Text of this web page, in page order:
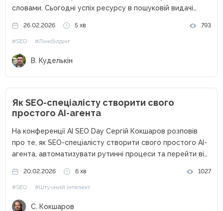
словами. Сьогодні успіх ресурсу в пошуковій видачі
підтверджують зовнішні джерела. У цьому контексті
біржа посилань PR-X постає як комплексне рішення для...
26.02.2026 5 хв 793
#SEO #Лінкбілдінг
В. Куделькін
Як SEO-спеціалісту створити свого
простого AI-агента
На конференції AI SEO Day Сергій Кокшаров розповів
про те, як SEO-спеціалісту створити свого простого AI-
агента, автоматизувати рутинні процеси та перейти від
SEO сьогодні неможливе без автоматизації Останні
кілька років SEO змінилося...
20.02.2026 6 хв 1027
#SEO #Штучний інтелект
С. Кокшаров